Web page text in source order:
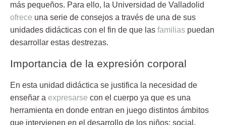
más pequeños. Para ello, la Universidad de Valladolid
ofrece una serie de consejos a través de una de sus
unidades didácticas con el fin de que las familias puedan
desarrollar estas destrezas.
Importancia de la expresión corporal
En esta unidad didáctica se justifica la necesidad de
enseñar a expresarse con el cuerpo ya que es una
herramienta en donde entran en juego distintos ámbitos
que intervienen en el desarrollo de los niños: social,